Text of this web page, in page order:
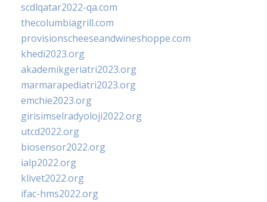
scdlqatar2022-qa.com
thecolumbiagrill.com
provisionscheeseandwineshoppe.com
khedi2023.org
akademikgeriatri2023.org
marmarapediatri2023.org
emchie2023.org
girisimselradyoloji2022.org
utcd2022.org
biosensor2022.org
ialp2022.org
klivet2022.org
ifac-hms2022.org